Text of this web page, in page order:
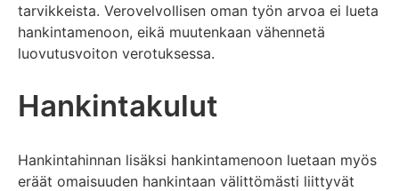
tarvikkeista. Verovelvollisen oman työn arvoa ei lueta
hankintamenoon, eikä muutenkaan vähennetä
luovutusvoiton verotuksessa.
Hankintakulut
Hankintahinnan lisäksi hankintamenoon luetaan myös
eräät omaisuuden hankintaan välittömästi liittyvät